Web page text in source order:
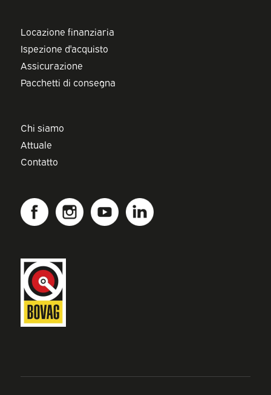
Locazione finanziaria
Ispezione d'acquisto
Assicurazione
Pacchetti di consegna
Chi siamo
Attuale
Contatto